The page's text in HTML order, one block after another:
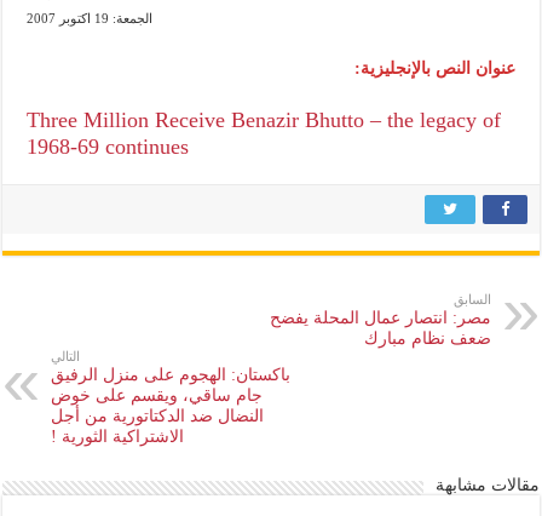
الجمعة: 19 اكتوبر 2007
عنوان النص بالإنجليزية:
Three Million Receive Benazir Bhutto – the legacy of
1968-69 continues
السابق
مصر: انتصار عمال المحلة يفضح
ضعف نظام مبارك
التالي
باكستان: الهجوم على منزل الرفيق
جام ساقي، ويقسم على خوض
النضال ضد الدكتاتورية من أجل
الاشتراكية الثورية !
مقالات مشابهة